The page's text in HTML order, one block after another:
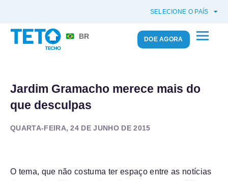
SELECIONE O PAÍS
BR DOE AGORA
Jardim Gramacho merece mais do
que desculpas
QUARTA-FEIRA, 24 DE JUNHO DE 2015
O tema, que não costuma ter espaço entre as notícias